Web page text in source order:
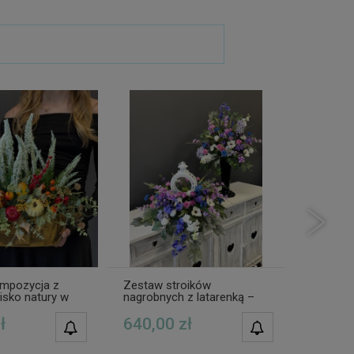
z
natury w
POWIADOM O
DOSTĘPNOŚCI
Zestaw stroików
nagrobnych z latarenką –
kompozycja Corina na
cmentarz
640,00 zł